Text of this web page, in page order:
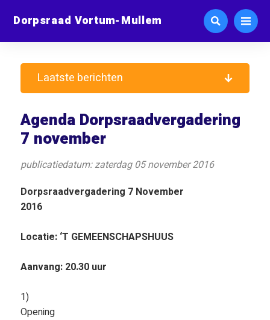
Dorpsraad Vortum-Mullem
Agenda Dorpsraadvergadering
7 november
publicatiedatum: zaterdag 05 november 2016
Dorpsraadvergadering 7 November
2016
Locatie: ‘T GEMEENSCHAPSHUUS
Aanvang: 20.30 uur
1)
Opening
Laatste berichten